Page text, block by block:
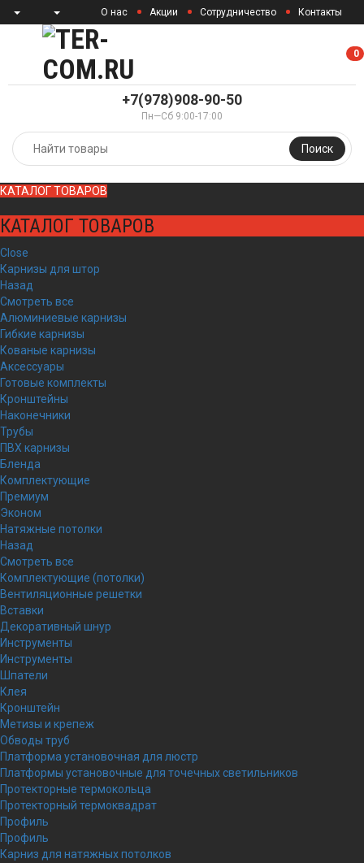
О нас Акции Сотрудничество Контакты
+7(978)908-90-50
Пн—Сб 9:00-17:00
Поиск
00
КАТАЛОГ ТОВАРОВ
КАТАЛОГ ТОВАРОВ
Close
Карнизы для штор
Назад
Смотреть все
Алюминиевые карнизы
Гибкие карнизы
Кованые карнизы
Аксессуары
Готовые комплекты
Кронштейны
Наконечники
Трубы
ПВХ карнизы
Бленда
Комплектующие
Премиум
Эконом
Натяжные потолки
Назад
Смотреть все
Комплектующие (потолки)
Вентиляционные решетки
Вставки
Декоративный шнур
Инструменты
Инструменты
Шпатели
Клея
Кронштейн
Метизы и крепеж
Обводы труб
Платформа установочная для люстр
Платформы установочные для точечных светильников
Протекторные термокольца
Протекторный термоквадрат
Профиль
Профиль
Карниз для натяжных потолков